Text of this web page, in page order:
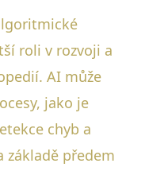
roli v rozvoji a
AI může
jako je
chyb a
základě předem